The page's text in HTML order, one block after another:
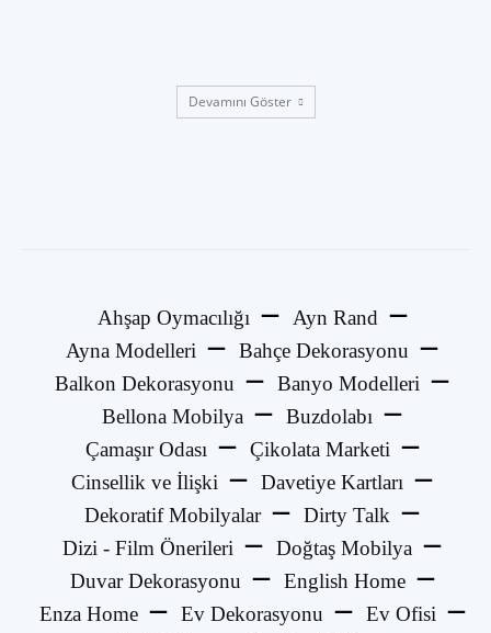
Devamını Göster
Ahşap Oymacılığı
Ayn Rand
Ayna Modelleri
Bahçe Dekorasyonu
Balkon Dekorasyonu
Banyo Modelleri
Bellona Mobilya
Buzdolabı
Çamaşır Odası
Çikolata Marketi
Cinsellik ve İlişki
Davetiye Kartları
Dekoratif Mobilyalar
Dirty Talk
Dizi - Film Önerileri
Doğtaş Mobilya
Duvar Dekorasyonu
English Home
Enza Home
Ev Dekorasyonu
Ev Ofisi